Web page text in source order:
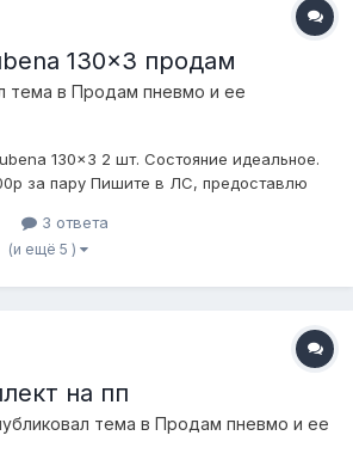
130x3 продам
тема в Продам пневмо и ее
130x3 2 шт. Состояние идеальное.
за пару Пишите в ЛС, предоставлю
3 ответа
(и ещё 5 )
на пп
тема в Продам пневмо и ее